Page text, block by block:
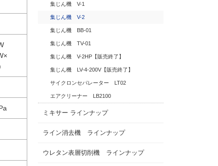
集じん機 V-1
集じん機 V-2
集じん機 BB-01
集じん機 TV-01
集じん機 V-2HP【販売終了】
集じん機 LV-4-200V【販売終了】
サイクロンセパレーター LT02
エアクリーナー LB2100
ミキサー ラインナップ
ライン消去機 ラインナップ
ウレタン表層切削機 ラインナップ